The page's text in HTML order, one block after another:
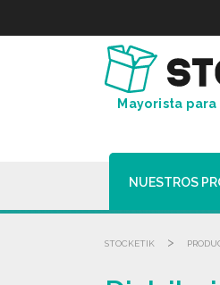
Mayorista
NUESTROS
STOCKETIK >